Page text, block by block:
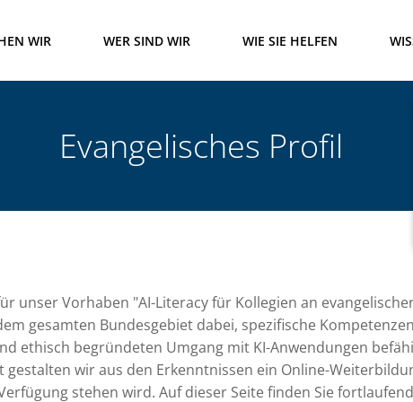
WIR WER SIND WIR WIE SIE HELFEN
Evangelisches Profil
unser Vorhaben "AI-Literacy für Kollegien an
gesamten Bundesgebiet dabei, spezifische
ethisch begründeten Umgang mit KI-Anwendungen
gestalten wir aus den Erkenntnissen ein Online-
stehen wird. Auf dieser Seite finden Sie